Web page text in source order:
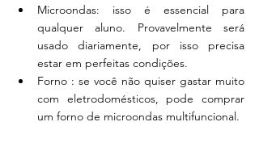
Microondas: isso é essencial para
qualquer aluno. Provavelmente será
usado diariamente, por isso precisa
estar em perfeitas condições.
Forno : se você não quiser gastar muito
com eletrodomésticos, pode comprar
um forno de microondas multifuncional.